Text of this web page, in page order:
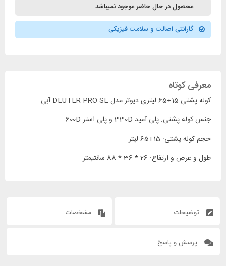
محصول در حال حاضر موجود نمیباشد
گارانتی اصالت و سلامت فیزیکی
معرفی کوتاه
کوله پشتی 15+65 لیتری دیوتر مدل DEUTER PRO SL آبی
جنس کوله پشتی: پلی آمید 330D و پلی استر 600D
حجم کوله پشتی: 15+65 لیتر
طول و عرض و ارتفاع: 26 * 36 * 88 سانتیمتر
توضیحات مشخصات
پرسش و پاسخ